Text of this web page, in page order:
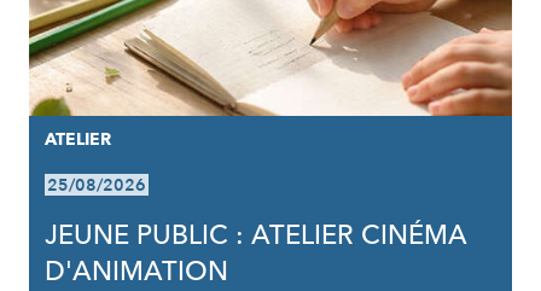
ATELIER
25/08/2026
JEUNE PUBLIC : ATELIER CINÉMA
D'ANIMATION